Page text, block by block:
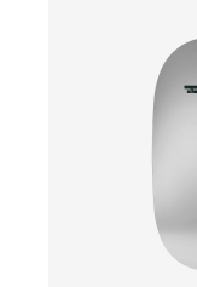
Preis auf